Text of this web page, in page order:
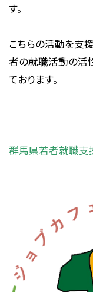
す。
こちらの活動を支
者の就職活動の活
ております。
群馬県若者就職支